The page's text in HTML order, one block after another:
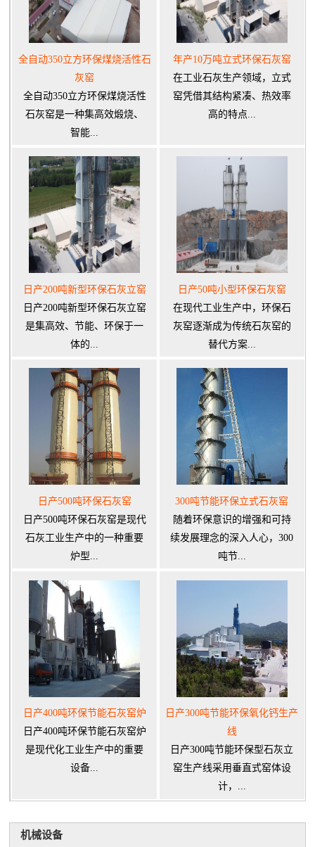
全自动350立方环保煤烧活性石
灰窑
全自动350立方环保煤烧活性
石灰窑是一种集高效煅烧、
智能...
年产10万吨立式环保石灰窑
在工业石灰生产领域，立式
窑凭借其结构紧凑、热效率
高的特点...
日产200吨新型环保石灰立窑
日产200吨新型环保石灰立窑
是集高效、节能、环保于一
体的...
日产50吨小型环保石灰窑
在现代工业生产中，环保石
灰窑逐渐成为传统石灰窑的
替代方案...
日产500吨环保石灰窑
日产500吨环保石灰窑是现代
石灰工业生产中的一种重要
炉型...
300吨节能环保立式石灰窑
随着环保意识的增强和可持
续发展理念的深入人心，300
吨节...
日产400吨环保节能石灰窑炉
日产400吨环保节能石灰窑炉
是现代化工业生产中的重要
设备...
日产300吨节能环保氧化钙生产
线
日产300吨节能环保型石灰立
窑生产线采用垂直式窑体设
计，...
机械设备